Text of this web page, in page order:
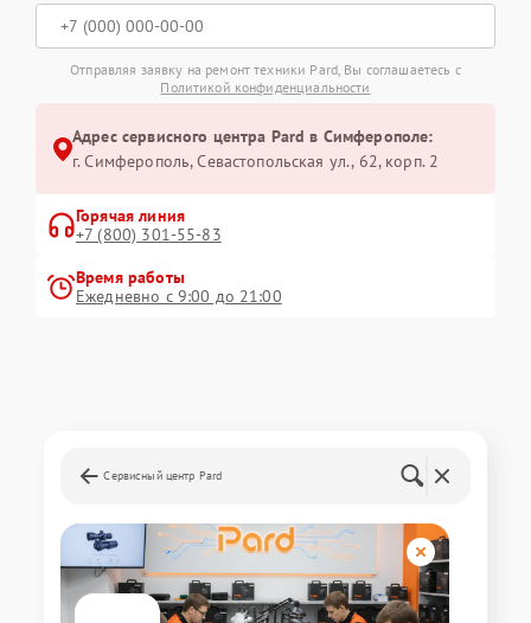
Отправляя заявку на ремонт техники Pard, Вы соглашаетесь с
Политикой конфиденциальности
Адрес сервисного центра Pard в Симферополе:
г. Симферополь, Севастопольская ул., 62, корп. 2
Горячая линия
+7 (800) 301-55-83
Время работы
Ежедневно с 9:00 до 21:00
Сервисный центр Pard